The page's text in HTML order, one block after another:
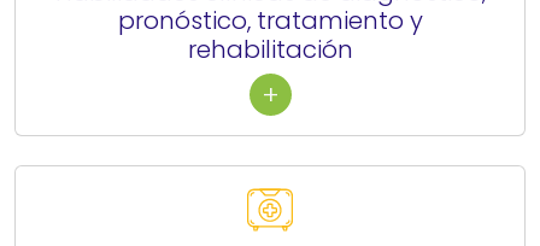
pronóstico, tratamiento y
rehabilitación
+